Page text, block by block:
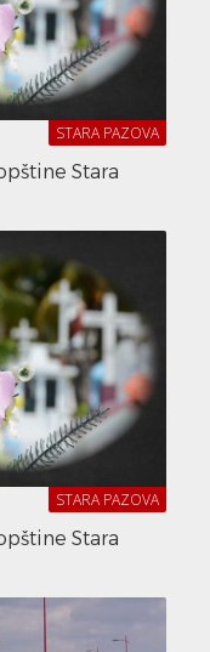
STARA PAZOVA
Stara
STARA PAZOVA
Stara